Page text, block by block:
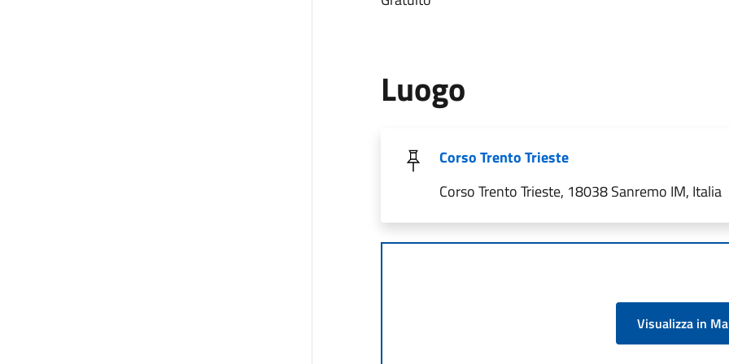
Luogo
Corso Trento Trieste
Corso Trento Trieste, 18038 Sanremo IM, Italia
Visualizza in